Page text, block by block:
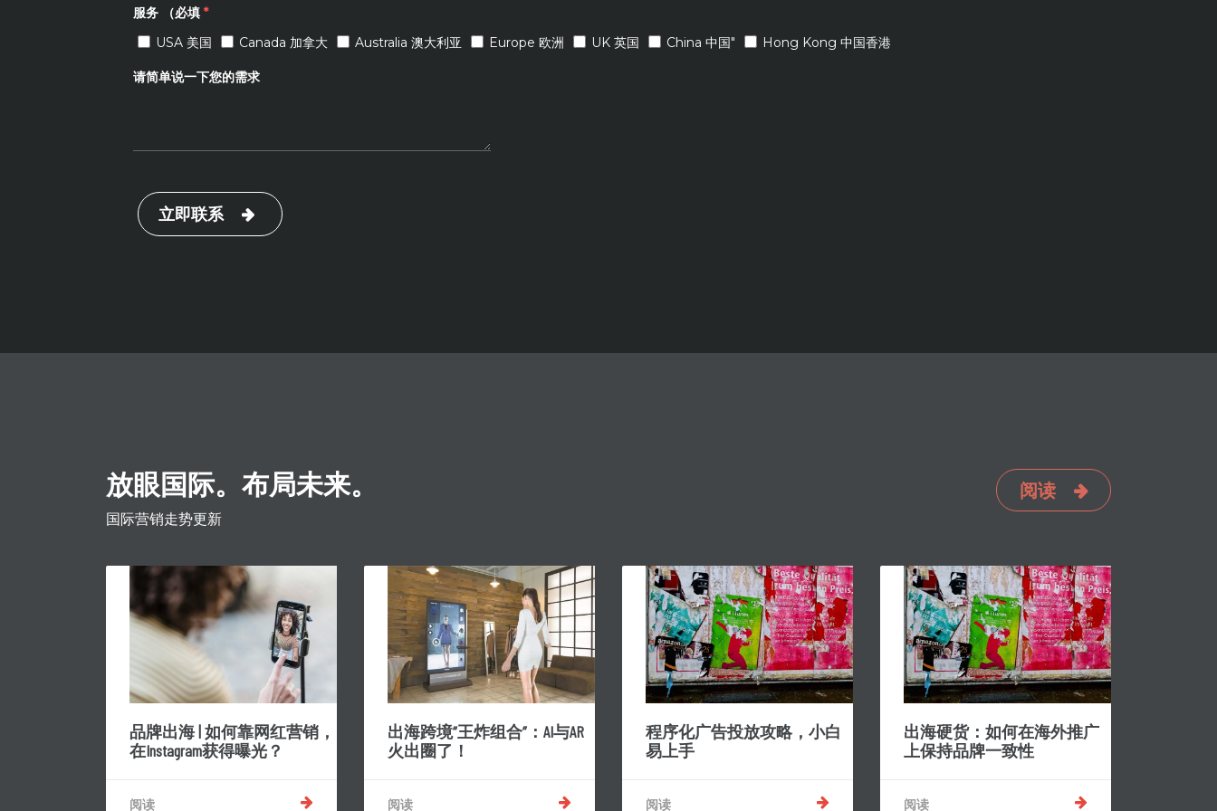
服务 （必填 *
USA 美国
Canada 加拿大 Australia 澳大利亚 Europe 欧洲 UK 英国 China 中国" Hong Kong 中国香港
请简单说一下您的需求
立即联系
放眼国际。布局未来。
国际营销走势更新
阅读
品牌出海 | 如何靠网红营销，
在Instagram获得曝光？
阅读
出海跨境“王炸组合”：AI与AR
火出圈了！
阅读
程序化广告投放攻略，小白
易上手
阅读
出海硬货：如何在海外推广
上保持品牌一致性
阅读